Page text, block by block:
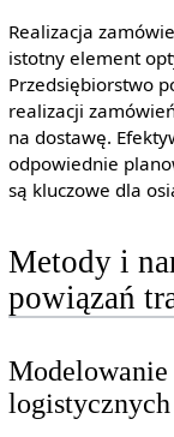
Realizacja
istotny element
Przedsiębiorstwo
realizacji
na dostawę.
odpowiednie
są kluczowe dla
Metody i
powiązań
logistycznych